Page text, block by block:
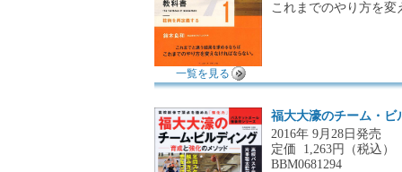
これまでのやり方を
一覧を見る
福大大濠のチーム・
2016年 9月28日発売
定価 1,263円（税込）
BBM0681294